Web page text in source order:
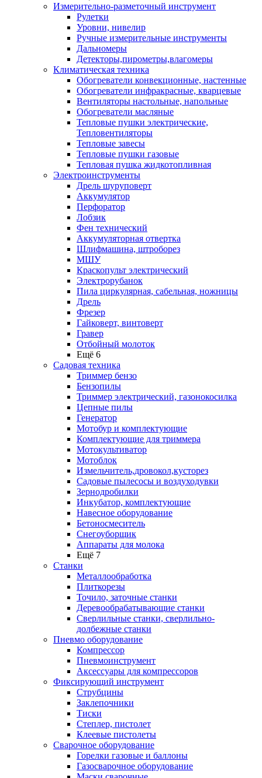
Измерительно-разметочный инструмент
Рулетки
Уровни, нивелир
Ручные измерительные инструменты
Дальномеры
Детекторы,пирометры,влагомеры
Климатическая техника
Обогреватели конвекционные, настенные
Обогреватели инфракрасные, кварцевые
Вентиляторы настольные, напольные
Обогреватели масляные
Тепловые пушки электрические,
Тепловентиляторы
Тепловые завесы
Тепловые пушки газовые
Тепловая пушка жидкотопливная
Электроинструменты
Дрель шуруповерт
Аккумулятор
Перфоратор
Лобзик
Фен технический
Аккумуляторная отвертка
Шлифмашина, штроборез
МШУ
Краскопульт электрический
Электрорубанок
Пила циркулярная, сабельная, ножницы
Дрель
Фрезер
Гайковерт, винтоверт
Гравер
Отбойный молоток
Ещё 6
Садовая техника
Триммер бензо
Бензопилы
Триммер электрический, газонокосилка
Цепные пилы
Генератор
Мотобур и комплектующие
Комплектующие для триммера
Мотокультиватор
Мотоблок
Измельчитель,дровокол,кусторез
Садовые пылесосы и воздуходувки
Зернодробилки
Инкубатор, комплектующие
Навесное оборудование
Бетоносмеситель
Снегоуборщик
Аппараты для молока
Ещё 7
Станки
Металлообработка
Плиткорезы
Точило, заточные станки
Деревообрабатывающие станки
Сверлильные станки, сверлильно-
долбежные станки
Пневмо оборудование
Компрессор
Пневмоинструмент
Аксессуары для компрессоров
Фиксирующий инструмент
Струбцины
Заклепочники
Тиски
Степлер, пистолет
Клеевые пистолеты
Сварочное оборудование
Горелки газовые и баллоны
Газосварочное оборудование